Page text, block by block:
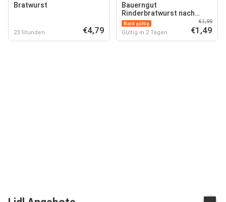
Bratwurst
23 Stunden €4,79
Bauerngut
Rinderbratwurst nach
Merguez Art
Bald gültig
Gültig in 2 Tagen
€1,99
€1,49